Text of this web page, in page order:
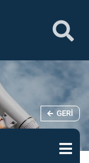
GERI